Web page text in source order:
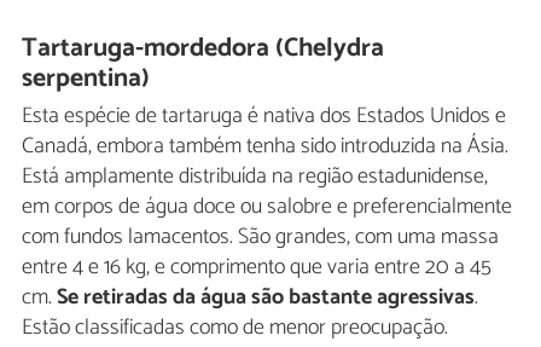
Tartaruga-mordedora (Chelydra
serpentina)
Esta espécie de tartaruga é nativa dos Estados Unidos e
Canadá, embora também tenha sido introduzida na Ásia.
Está amplamente distribuída na região estadunidense,
em corpos de água doce ou salobre e preferencialmente
com fundos lamacentos. São grandes, com uma massa
entre 4 e 16 kg, e comprimento que varia entre 20 a 45
cm.Se retiradas da água são bastante agressivas.
Estão classificadas como de menor preocupação.